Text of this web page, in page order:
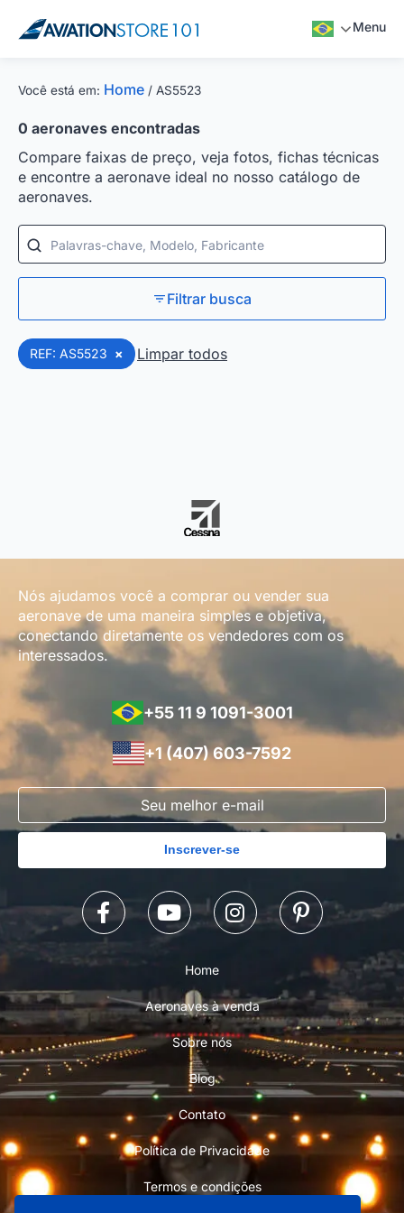
Menu
Você está em: Home / AS5523
0 aeronaves encontradas
Compare faixas de preço, veja fotos, fichas técnicas
e encontre a aeronave ideal no nosso catálogo de
aeronaves.
Palavras-chave, Modelo, Fabricante
Filtrar busca
REF: AS5523 × Limpar todos
Nós ajudamos você a comprar ou vender sua
aeronave de uma maneira simples e objetiva,
conectando diretamente os vendedores com os
interessados.
+55 11 9 1091-3001
+1 (407) 603-7592
Inscrever-se
Home
Aeronaves à venda
Sobre nós
Blog
Contato
Política de Privacidade
Termos e condições